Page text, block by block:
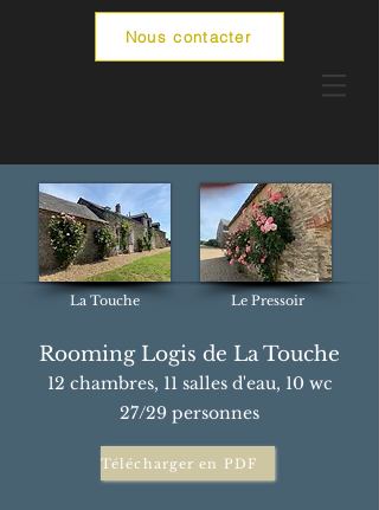
Nous contacter
La Touche Le Pressoir
Rooming Logis de La Touche
12 chambres, 11 salles d'eau, 10 wc
27/29 personnes
Télécharger en PDF